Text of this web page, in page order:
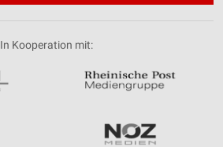
In Kooperation mit: